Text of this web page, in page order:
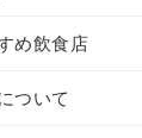
め飲食店
ついて